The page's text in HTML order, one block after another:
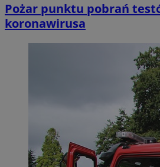
Pożar punktu pobrań
koronawirusa